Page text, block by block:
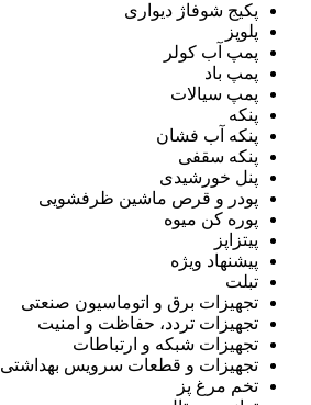
پکیج شوفاژ دیواری
پلوپز
پمپ آب کولر
پمپ باد
پمپ سیالات
پنکه
پنکه آب فشان
پنکه سقفی
پنل خورشیدی
پودر و قرص ماشین ظرفشویی
پوره کن میوه
پیتزاپز
پیشنهاد ویژه
تبلت
تجهیزات برق و اتوماسیون صنعتی
تجهیزات تردد، حفاظت و امنیت
تجهیزات شبکه و ارتباطات
تجهیزات و قطعات سرویس بهداشتی
تخم مرغ پز